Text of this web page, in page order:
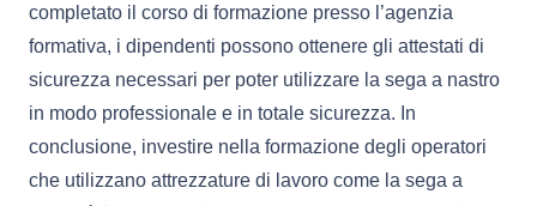
completato il corso di formazione presso l’agenzia
formativa, i dipendenti possono ottenere gli attestati di
sicurezza necessari per poter utilizzare la sega a nastro
in modo professionale e in totale sicurezza. In
conclusione, investire nella formazione degli operatori
che utilizzano attrezzature di lavoro come la sega a